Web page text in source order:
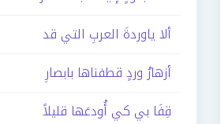
ألا ياوردةَ العربِ التي قد
أزهارُ وردٍ قطفناها بابصارِ
قِفَا بي كي أُودعَها قليلاً